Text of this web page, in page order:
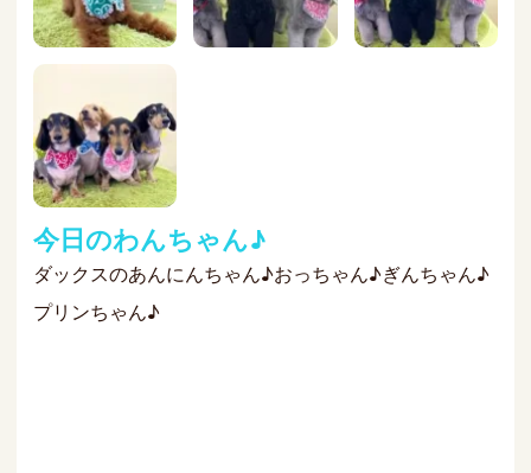
今日のわんちゃん♪
ダックスのあんにんちゃん♪おっちゃん♪ぎんちゃん♪
プリンちゃん♪